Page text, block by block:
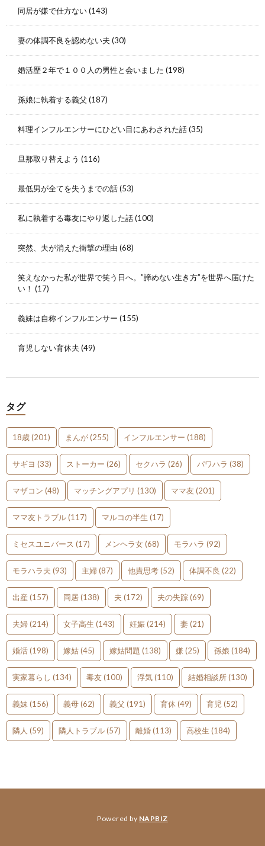
同居が嫌で仕方ない(143)
妻の体調不良を認めない夫 (30)
婚活歴２年で１００人の男性と会いました (198)
孫娘に執着する義父 (187)
料理インフルエンサーにひどい目にあわされた話(35)
旦那取り替えよう (116)
最低男が全てを失うまでの話(53)
私に執着する毒友にやり返した話(100)
突然、夫が消えた衝撃の理由 (68)
笑えなかった私が世界で笑う日へ。”諦めない生き方”を世界へ届けた
い！ (17)
義妹は自称インフルエンサー (155)
育児しない育休夫 (49)
タグ
18歳(201) まんが(255) インフルエンサー (188)
サギヨ (33) ストーカー (26) セクハラ (26) パワハラ (38)
マザコン (48) マッチングアプリ (130) ママ友(201)
ママ友トラブル(117) マルコの半生 (17)
ミセスユニバース (17) メンヘラ女(68) モラハラ (92)
モラハラ夫 (93) 主婦(87) 他責思考(52) 体調不良 (22)
出産 (157) 同居(138) 夫 (172) 夫の失踪(69)
夫婦(214) 女子高生 (143) 妊娠(214) 妻(21)
婚活(198) 嫁姑(45) 嫁姑問題 (138) 嫌 (25) 孫娘 (184)
実家暮らし (134) 毒友(100) 浮気(110) 結婚相談所(130)
義妹 (156) 義母(62) 義父 (191) 育休 (49) 育児 (52)
隣人 (59) 隣人トラブル(57) 離婚(113) 高校生 (184)
Powered by NAPBIZ